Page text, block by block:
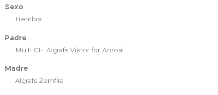
Sexo
Hembra
Padre
Multi CH Algrafs Viktor for Anroal
Madre
Algrafs Zemfira